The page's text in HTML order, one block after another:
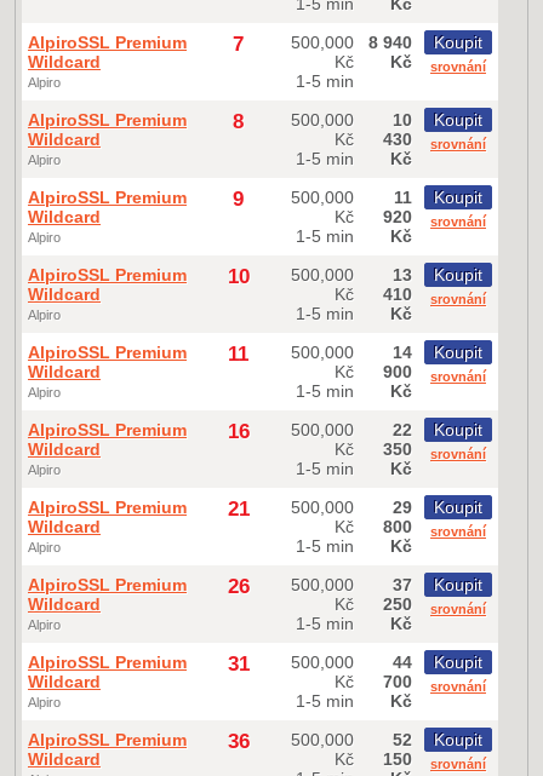
AlpiroSSL Premium
Wildcard
Alpiro
7
500,000
Kč
1-5 min
8 940
Kč
Koupit
srovnání
AlpiroSSL Premium
Wildcard
Alpiro
8
500,000
Kč
1-5 min
10
430
Kč
Koupit
srovnání
AlpiroSSL Premium
Wildcard
Alpiro
9
500,000
Kč
1-5 min
11
920
Kč
Koupit
srovnání
AlpiroSSL Premium
Wildcard
Alpiro
10
500,000
Kč
1-5 min
13
410
Kč
Koupit
srovnání
AlpiroSSL Premium
Wildcard
Alpiro
11
500,000
Kč
1-5 min
14
900
Kč
Koupit
srovnání
AlpiroSSL Premium
Wildcard
Alpiro
16
500,000
Kč
1-5 min
22
350
Kč
Koupit
srovnání
AlpiroSSL Premium
Wildcard
Alpiro
21
500,000
Kč
1-5 min
29
800
Kč
Koupit
srovnání
AlpiroSSL Premium
Wildcard
Alpiro
26
500,000
Kč
1-5 min
37
250
Kč
Koupit
srovnání
AlpiroSSL Premium
Wildcard
Alpiro
31
500,000
Kč
1-5 min
44
700
Kč
Koupit
srovnání
AlpiroSSL Premium
Wildcard
36
500,000
Kč
52
150
Koupit
srovnání